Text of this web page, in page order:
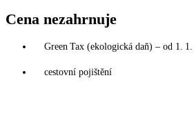
Cena nezahrnuje
Green Tax (ekologická daň) – od 1.
cestovní pojištění